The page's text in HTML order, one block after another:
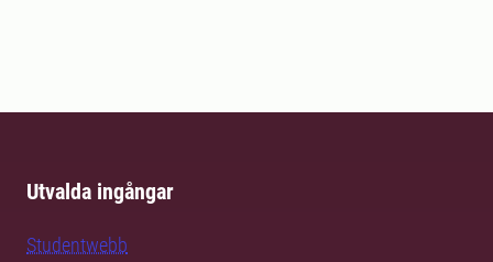
Utvalda ingångar
Studentwebb